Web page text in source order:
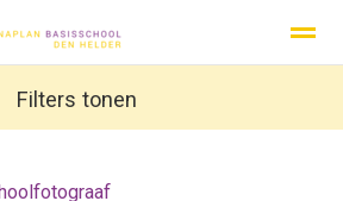
Media Ouderbeleidsplan
Zoeken
Filters tonen